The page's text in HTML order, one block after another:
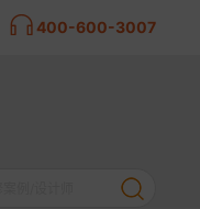
400-600-3007